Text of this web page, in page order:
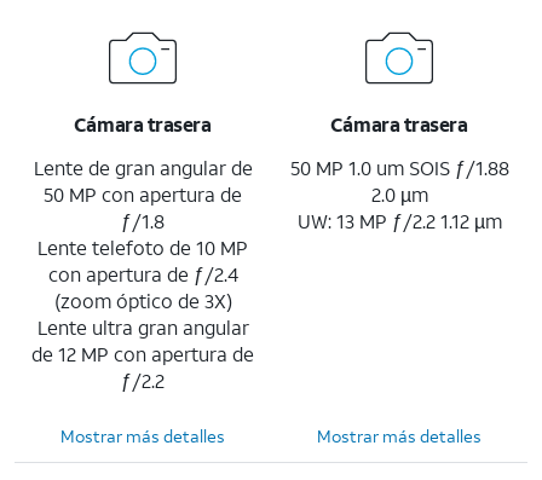
Cámara trasera
Lente de gran angular de
50 MP con apertura de
ƒ/1.8
Lente telefoto de 10 MP
con apertura de ƒ/2.4
(zoom óptico de 3X)
Lente ultra gran angular
de 12 MP con apertura de
ƒ/2.2
Cámara trasera
50 MP 1.0 um SOIS ƒ/1.88
2.0 µm
UW: 13 MP ƒ/2.2 1.12 µm
Mostrar más detalles Mostrar más detalles